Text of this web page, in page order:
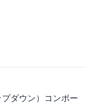
ダウン）コンポー